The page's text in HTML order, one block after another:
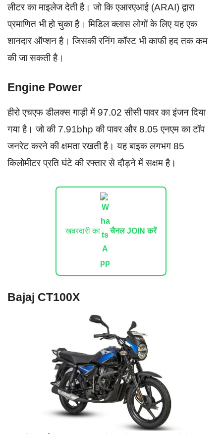
लीटर का माइलेज देती है। जो कि एआरएआई (ARAI) द्वारा
प्रमाणित भी हो चुका है। मिडिल क्लास लोगों के लिए यह एक
शानदार ऑप्शन है। जिसकी रनिंग कॉस्ट भी काफी हद तक कम
की जा सकती है।
Engine Power
हीरो एचएफ डीलक्स गाड़ी में 97.02 सीसी पावर का इंजन दिया
गया है। जो की 7.91bhp की पावर और 8.05 एनएम का टॉप
जनरेट करने की क्षमता रखती है। यह बाइक लगभग 85
किलोमीटर प्रति घंटे की रफ्तार से दौड़ने में सक्षम है।
खबरदारी का चैनल JOIN करें
Bajaj CT100X